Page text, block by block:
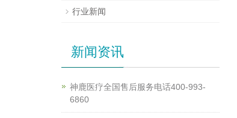
行业新闻
新闻资讯
神鹿医疗全国售后服务电话400-993-
6860